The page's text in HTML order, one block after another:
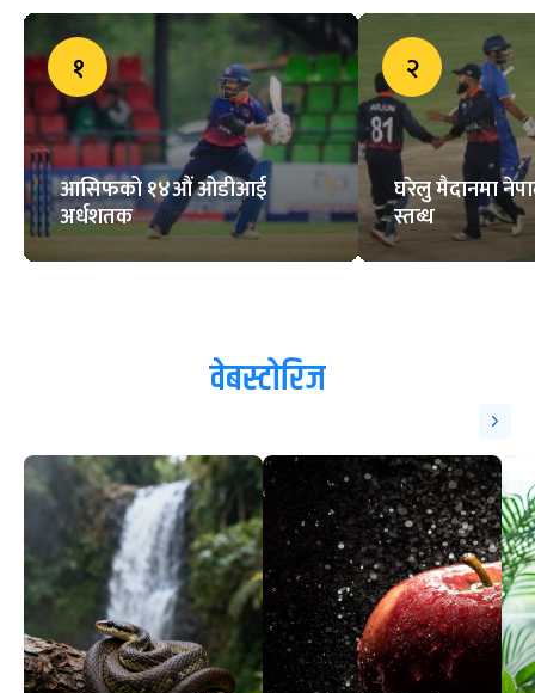
१
आसिफको १४औं ओडीआई
अर्धशतक
२
घरेलु मैदानमा
स्तब्ध
वेबस्टोरिज